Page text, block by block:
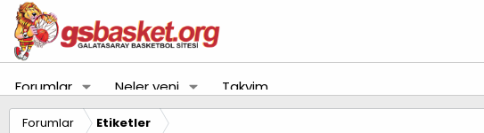
Forumlar Neler yeni Takvim
Forumlar Etiketler